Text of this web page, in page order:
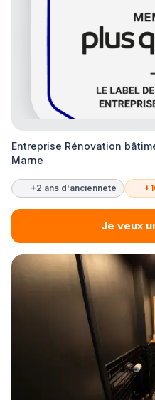
Entreprise Rénovation
Marne
+2 ans d'ancienneté
Je veux